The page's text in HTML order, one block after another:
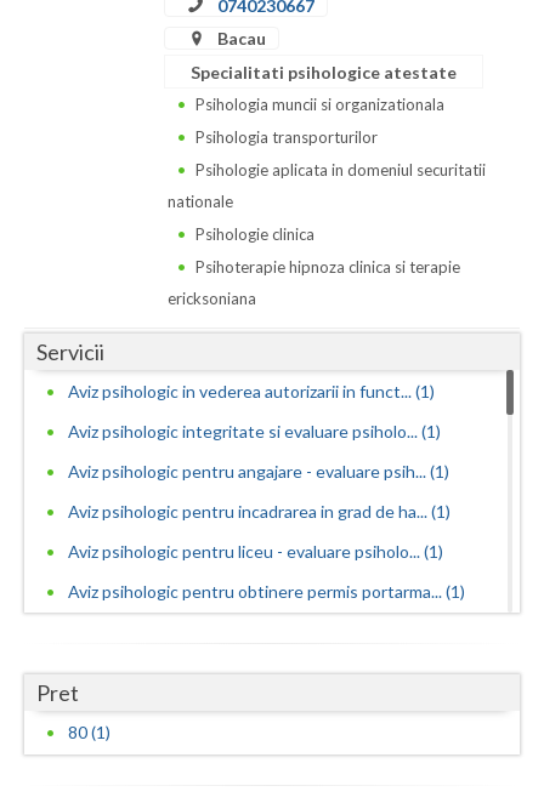
Giurgiu
Hunedoara
Ialomita
Maramures
Mehedinti
0740230667
Bacau
Specialitati psihologice atestate
Psihologia muncii si organizationala
Psihologia transporturilor
Psihologie aplicata in domeniul securitatii
nationale
Psihologie clinica
Psihoterapie hipnoza clinica si terapie
ericksoniana
Servicii
Aviz psihologic in vederea autorizarii in funct... (1)
Aviz psihologic integritate si evaluare psiholo... (1)
Aviz psihologic pentru angajare - evaluare psih... (1)
Aviz psihologic pentru incadrarea in grad de ha... (1)
Aviz psihologic pentru liceu - evaluare psiholo... (1)
Aviz psihologic pentru obtinere permis portarma... (1)
Aviz psihologic pentru ocuparea functiilor publ... (1)
Aviz psihologic pentru scoala - evaluare psihol... (1)
Pret
80 (1)